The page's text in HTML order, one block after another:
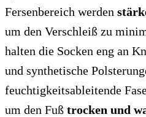
Fersenbereich werden
um den Verschleiß zu
halten die Socken eng an
und synthetische
feuchtigkeitsableitende
um den Fuß trocken und